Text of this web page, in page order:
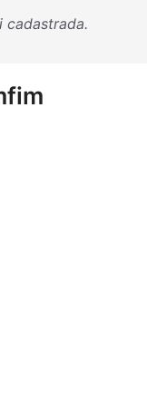
cadastrada.